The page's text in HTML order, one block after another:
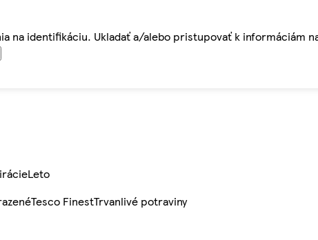
identifikáciu. Ukladať a/alebo pristupovať k informáciám
Leto
Tesco FinestTrvanlivé potraviny